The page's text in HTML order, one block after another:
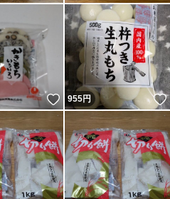
いいね！
955円